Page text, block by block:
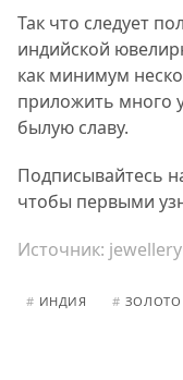
Так что следует
индийской
как минимум
приложить много
былую славу.
Подписывайтесь
чтобы первыми
Источник:
# ИНДИЯ # ЗОЛОТО